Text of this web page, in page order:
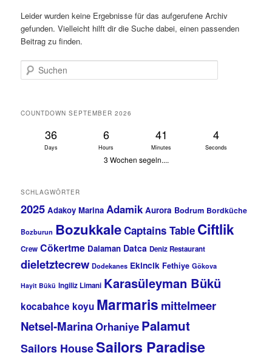
Leider wurden keine Ergebnisse für das aufgerufene Archiv
gefunden. Vielleicht hilft dir die Suche dabei, einen passenden
Beitrag zu finden.
Suchen
COUNTDOWN SEPTEMBER 2026
36
Days
6
Hours
41
Minutes
4
Seconds
3 Wochen segeln....
SCHLAGWÖRTER
2025 Adakoy Marina Adamik Aurora Bodrum Bordküche
Bozburun BozukkaleCaptains Table Ciftlik
Crew Cökertme Dalaman Datca Deniz Restaurant
dieletztecrew Dodekanes Ekincik Fethiye Gökova
Hayit Bükü Ingiliz Limani Karasüleyman Bükü
kocabahce koyu Marmaris mittelmeer
Netsel-MarinaOrhaniye Palamut
Sailors HouseSailors Paradise